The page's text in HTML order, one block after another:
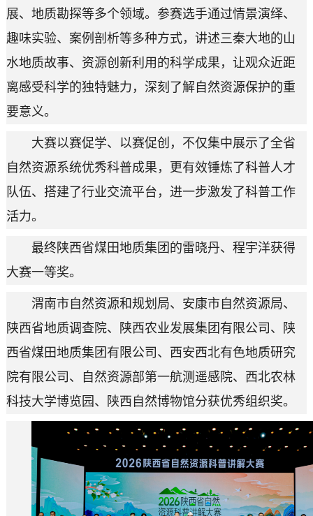
展、地质勘探等多个领域。参赛选手通过情景演绎、
趣味实验、案例剖析等多种方式，讲述三秦大地的山
水地质故事、资源创新利用的科学成果，让观众近距
离感受科学的独特魅力，深刻了解自然资源保护的重
要意义。
大赛以赛促学、以赛促创，不仅集中展示了全省
自然资源系统优秀科普成果，更有效锤炼了科普人才
队伍、搭建了行业交流平台，进一步激发了科普工作
活力。
最终陕西省煤田地质集团的雷晓丹、程宇洋获得
大赛一等奖。
渭南市自然资源和规划局、安康市自然资源局、
陕西省地质调查院、陕西农业发展集团有限公司、陕
西省煤田地质集团有限公司、西安西北有色地质研究
院有限公司、自然资源部第一航测遥感院、西北农林
科技大学博览园、陕西自然博物馆分获优秀组织奖。